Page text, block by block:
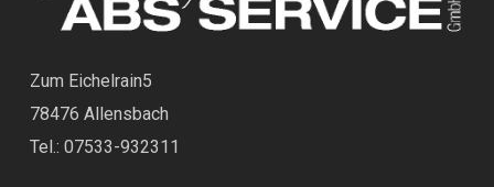
Zum Eichelrain5
78476 Allensbach
Tel.: 07533-932311